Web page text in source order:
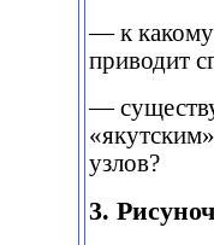
— к какому
приводит
—
узлов?
3.